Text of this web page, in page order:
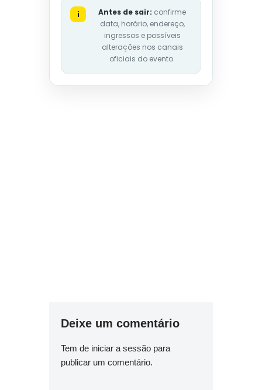
i Antes de sair: confirme
data, horário, endereço,
ingressos e possíveis
alterações nos canais
oficiais do evento.
Deixe um comentário
Tem de iniciar a sessão para
publicar um comentário.